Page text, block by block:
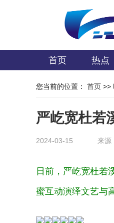
首页 热点
您当前的位置： 首页 >>
严屹宽杜若
2024-03-15 来源
日前，严屹宽杜若
蜜互动演绎文艺与